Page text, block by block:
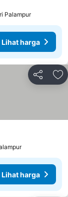
Palampur
Lihat harga
Bagikan
Lihat harga